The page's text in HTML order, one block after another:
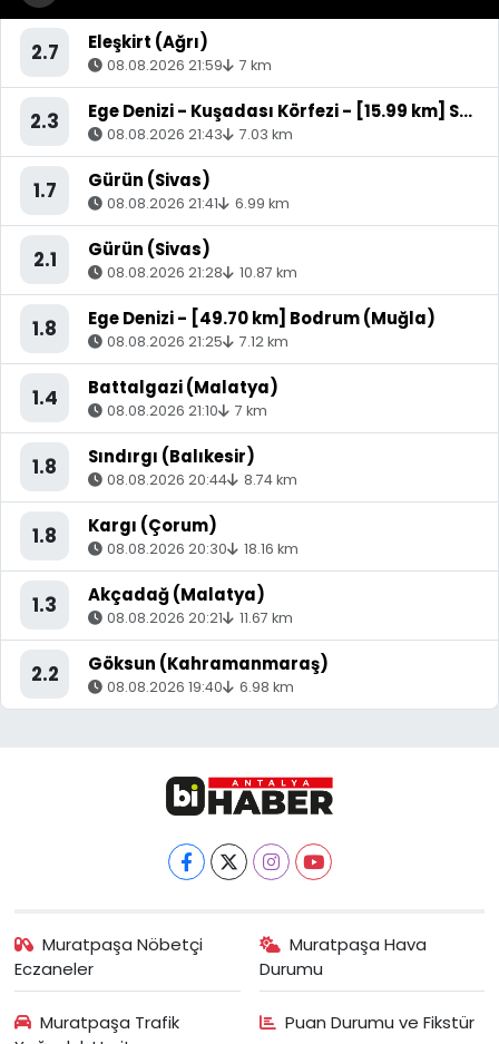
2.7 Eleşkirt (Ağrı)
08.08.2026 21:59 7 km
2.3 Ege Denizi - Kuşadası Körfezi - [15.99 km] Söke (Aydın)
08.08.2026 21:43 7.03 km
1.7 Gürün (Sivas)
08.08.2026 21:41 6.99 km
2.1 Gürün (Sivas)
08.08.2026 21:28 10.87 km
1.8 Ege Denizi - [49.70 km] Bodrum (Muğla)
08.08.2026 21:25 7.12 km
1.4 Battalgazi (Malatya)
08.08.2026 21:10 7 km
1.8 Sındırgı (Balıkesir)
08.08.2026 20:44 8.74 km
1.8 Kargı (Çorum)
08.08.2026 20:30 18.16 km
1.3 Akçadağ (Malatya)
08.08.2026 20:21 11.67 km
2.2 Göksun (Kahramanmaraş)
08.08.2026 19:40 6.98 km
Muratpaşa Nöbetçi
Eczaneler
Muratpaşa Hava
Durumu
Muratpaşa Trafik
Puan Durumu ve Fikstür